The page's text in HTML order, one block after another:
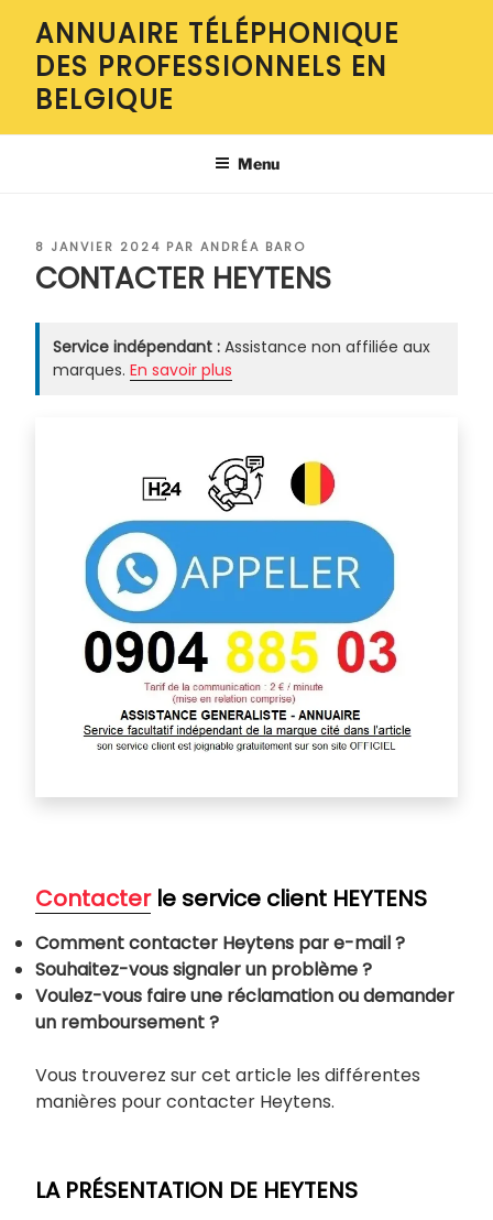
contenu
principal
ANNUAIRE TÉLÉPHONIQUE
DES PROFESSIONNELS EN
BELGIQUE
Menu
PUBLIÉ
LE
8 JANVIER 2024 PAR ANDRÉA BARO
CONTACTER HEYTENS
Service indépendant : Assistance non affiliée aux
marques. En savoir plus
Contacterle service client HEYTENS
Comment contacter Heytens par e-mail ?
Souhaitez-vous signaler un problème ?
Voulez-vous faire une réclamation ou demander
un remboursement ?
Vous trouverez sur cet article les différentes
manières pour contacter Heytens.
LA PRÉSENTATION DE HEYTENS